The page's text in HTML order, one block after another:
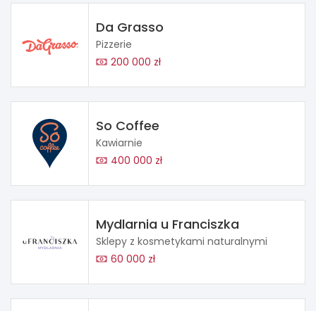
Da Grasso
Pizzerie
200 000 zł
So Coffee
Kawiarnie
400 000 zł
Mydlarnia u Franciszka
Sklepy z kosmetykami naturalnymi
60 000 zł